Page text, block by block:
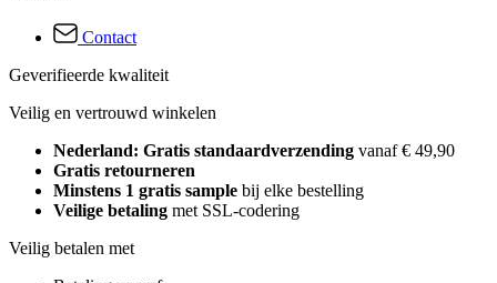
Contact
Geverifieerde kwaliteit
Veilig en vertrouwd winkelen
Nederland: Gratis standaardverzending vanaf € 49,90
Gratis retourneren
Minstens 1 gratis sample bij elke bestelling
Veilige betaling met SSL-codering
Veilig betalen met